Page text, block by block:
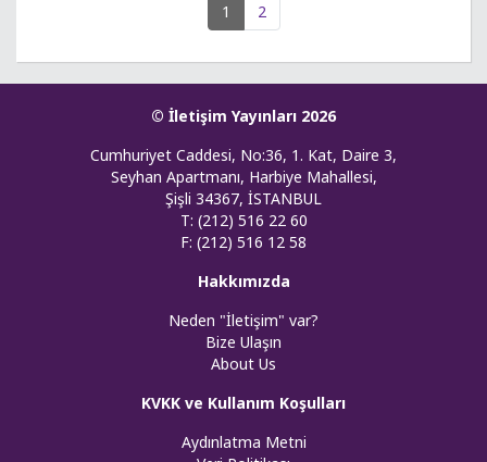
1 2
© İletişim Yayınları 2026
Cumhuriyet Caddesi, No:36, 1. Kat, Daire 3,
Seyhan Apartmanı, Harbiye Mahallesi,
Şişli 34367, İSTANBUL
T: (212) 516 22 60
F: (212) 516 12 58
Hakkımızda
Neden "İletişim" var?
Bize Ulaşın
About Us
KVKK ve Kullanım Koşulları
Aydınlatma Metni